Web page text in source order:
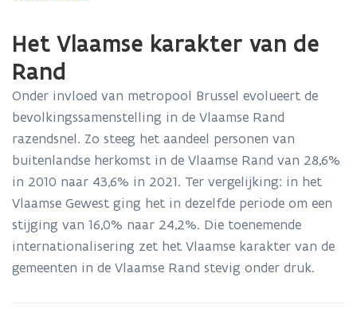
bevindt
zich
op:
Het
karakter
van
Rand
Het Vlaamse karakter van de
Rand
Onder invloed van metropool Brussel evolueert de
bevolkingssamenstelling in de Vlaamse Rand
razendsnel. Zo steeg het aandeel personen van
buitenlandse herkomst in de Vlaamse Rand van 28,6%
in 2010 naar 43,6% in 2021. Ter vergelijking: in het
Vlaamse Gewest ging het in dezelfde periode om een
stijging van 16,0% naar 24,2%. Die toenemende
internationalisering zet het Vlaamse karakter van de
gemeenten in de Vlaamse Rand stevig onder druk.